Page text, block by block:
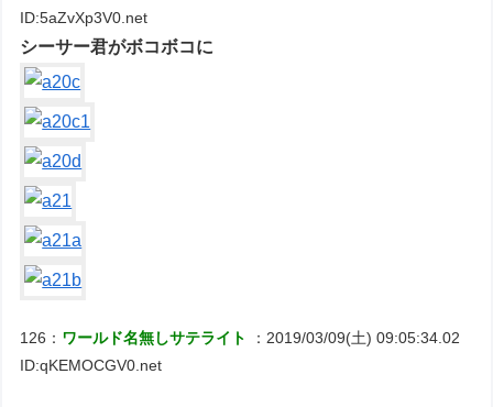
ID:5aZvXp3V0.net
シーサー君がボコボコに
126： ワールド名無しサテライト
：2019/03/09(土) 09:05:34.02
ID:qKEMOCGV0.net